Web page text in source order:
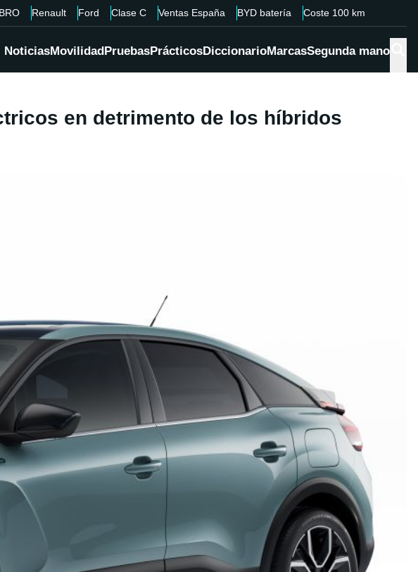
Renault Ford Clase C Ventas España BYD batería Coste 100 km
NoticiasMovilidadPruebasPrácticosDiccionarioMarcasSegunda mano
en detrimento de los híbridos